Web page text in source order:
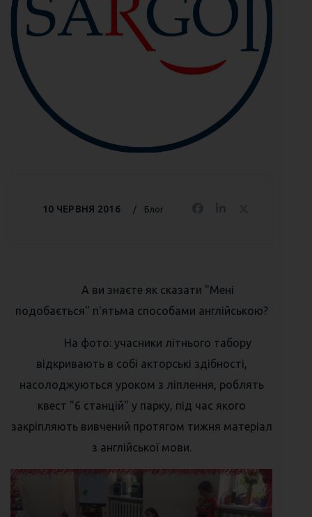
Блог
10 ЧЕРВНЯ 2016
А ви знаєте як сказати "Мені
подобається" п'ятьма способами англійською?
На фото: учасники літнього табору
відкривають в собі акторські здібності,
насолоджуються уроком з ліплення, роблять
квест "6 станцій" у парку, під час якого
закріпляють вивчений протягом тижня матеріал
з англійської мови.